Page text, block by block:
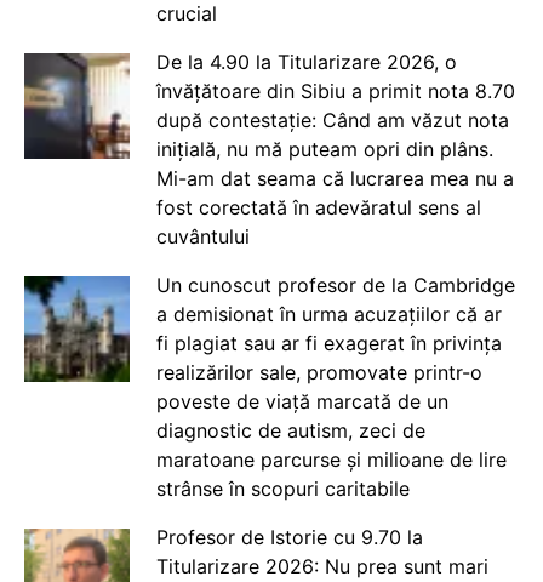
crucial
De la 4.90 la Titularizare 2026, o
învățătoare din Sibiu a primit nota 8.70
după contestație: Când am văzut nota
inițială, nu mă puteam opri din plâns.
Mi-am dat seama că lucrarea mea nu a
fost corectată în adevăratul sens al
cuvântului
Un cunoscut profesor de la Cambridge
a demisionat în urma acuzațiilor că ar
fi plagiat sau ar fi exagerat în privința
realizărilor sale, promovate printr-o
poveste de viață marcată de un
diagnostic de autism, zeci de
maratoane parcurse și milioane de lire
strânse în scopuri caritabile
Profesor de Istorie cu 9.70 la
Titularizare 2026: Nu prea sunt mari